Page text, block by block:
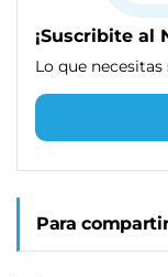
¡Suscribite al
Lo que
Para